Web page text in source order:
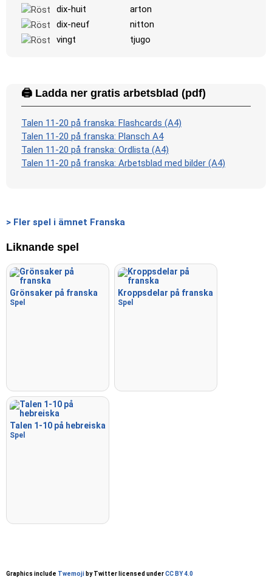
dix-huit
arton
dix-neuf
nitton
vingt
tjugo
🖨️ Ladda ner gratis arbetsblad (pdf)
Talen 11-20 på franska: Flashcards (A4)
Talen 11-20 på franska: Plansch A4
Talen 11-20 på franska: Ordlista (A4)
Talen 11-20 på franska: Arbetsblad med bilder (A4)
> Fler spel i ämnet Franska
Liknande spel
Grönsaker på franska
Spel
Kroppsdelar på franska
Spel
Talen 1-10 på hebreiska
Spel
Graphics include Twemoji by Twitter licensed underCC BY 4.0